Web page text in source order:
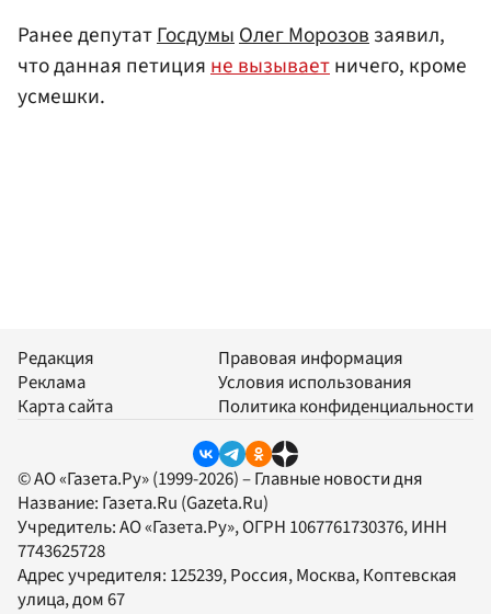
Ранее депутатГосдумыОлег Морозовзаявил,
что данная петицияне вызываетничего, кроме
усмешки.
Редакция
Реклама
Карта сайта
Правовая информация
Условия использования
Политика конфиденциальности
© АО «Газета.Ру» (1999-2026) – Главные новости дня
Название: Газета.Ru (Gazeta.Ru)
Учредитель:АО «Газета.Ру», ОГРН 1067761730376, ИНН
7743625728
Адрес учредителя: 125239, Россия, Москва, Коптевская
улица, дом 67